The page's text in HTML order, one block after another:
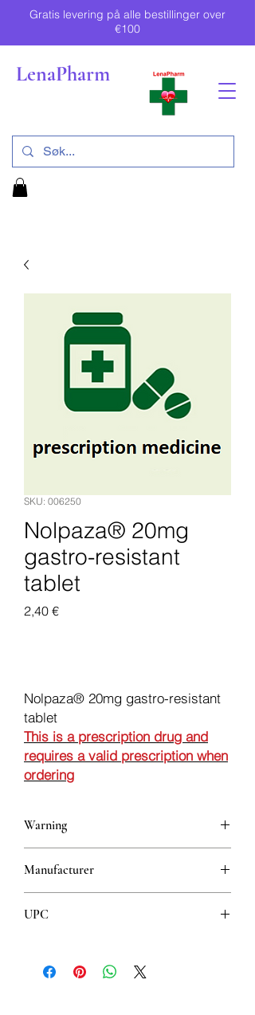
Gratis levering på alle bestillinger over
€100
LenaPharm
SKU: 006250
Nolpaza® 20mg
gastro-resistant
tablet
2,40 €Pris
Nolpaza® 20mg gastro-resistant
tablet
This is a prescription drug and
requires a valid prescription when
ordering
Warning
a valid prescription when ordering
Manufacturer
UPC